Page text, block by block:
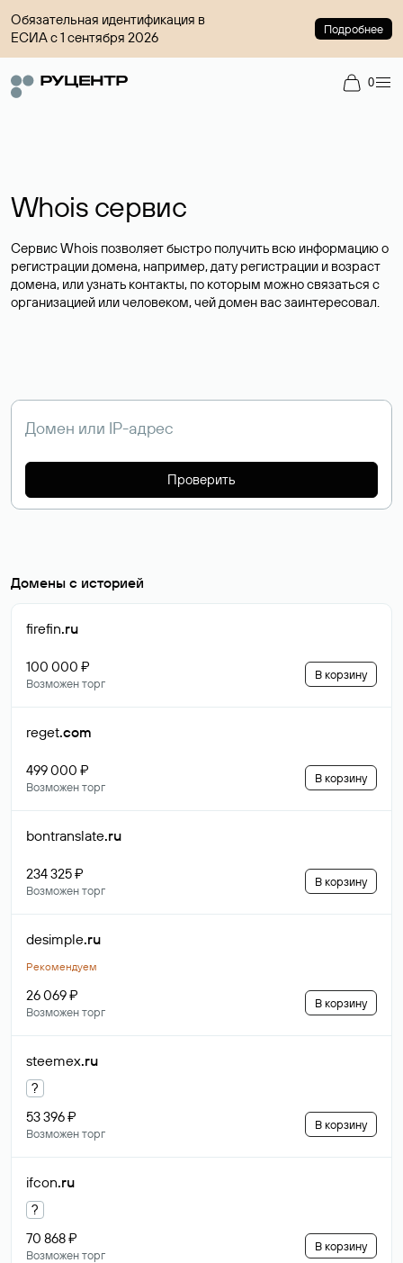
Обязательная идентификация в
ЕСИА с 1 сентября 2026
Подробнее
0
Whois сервис
Сервис Whois позволяет быстро получить всю информацию о
регистрации домена, например, дату регистрации и возраст
домена, или узнать контакты, по которым можно связаться с
организацией или человеком, чей домен вас заинтересовал.
Проверить
Домены с историей
firefin.ru
100 000 ₽
Возможен торг
В корзину
reget.com
499 000 ₽
Возможен торг
В корзину
bontranslate.ru
234 325 ₽
Возможен торг
В корзину
desimple.ru
Рекомендуем
26 069 ₽
Возможен торг
В корзину
steemex.ru
?
53 396 ₽
Возможен торг
В корзину
ifcon.ru
?
70 868 ₽
Возможен торг
В корзину